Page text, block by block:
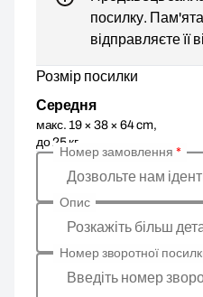
посилку.
відправляєте її
Розмір посилки
Середня
макс. 19 × 38 × 64 cm,
до 25 кг
Номер замовлення *
Опис
Введіть номер
Номер зворотної